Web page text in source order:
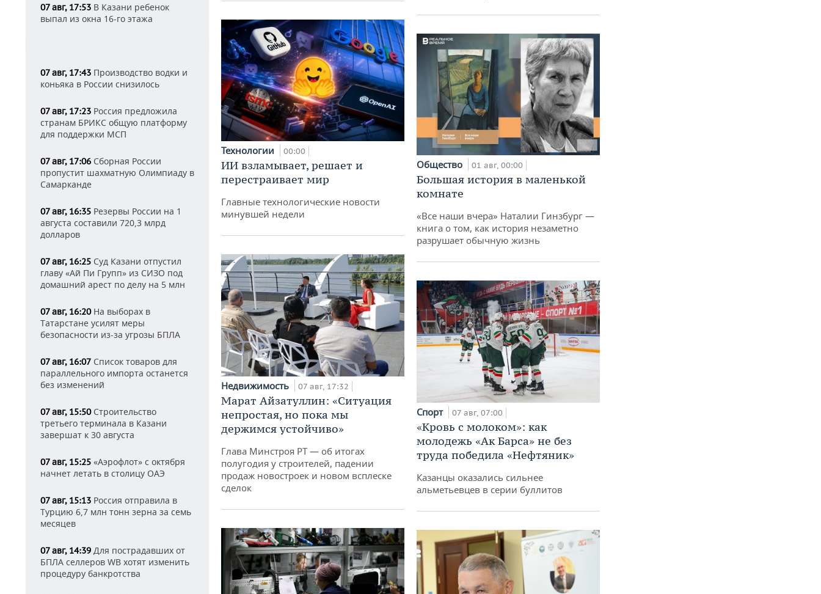
07 авг, 17:53 В Казани ребенок
выпал из окна 16-го этажа
07 авг, 17:43 Производство водки и
коньяка в России снизилось
07 авг, 17:23 Россия предложила
странам БРИКС общую платформу
для поддержки МСП
07 авг, 17:06 Сборная России
пропустит шахматную Олимпиаду в
Самарканде
07 авг, 16:35 Резервы России на 1
августа составили 720,3 млрд
долларов
07 авг, 16:25 Суд Казани отпустил
главу «Ай Пи Групп» из СИЗО под
домашний арест по делу на 5 млн
07 авг, 16:20На выборах в
Татарстане усилят меры
безопасности из-за угрозы БПЛА
07 авг, 16:07 Список товаров для
параллельного импорта останется
без изменений
07 авг, 15:50Строительство
третьего терминала в Казани
завершат к 30 августа
07 авг, 15:25 «Аэрофлот» с октября
начнет летать в столицу ОАЭ
07 авг, 15:13 Россия отправила в
Турцию 6,7 млн тонн зерна за семь
месяцев
07 авг, 14:39 Для пострадавших от
БПЛА селлеров WB хотят изменить
процедуру банкротства
Технологии 00:00
ИИ взламывает, решает и
перестраивает мир
Главные технологические новости
минувшей недели
Недвижимость 07 авг, 17:32
Марат Айзатуллин: «Ситуация
непростая, но пока мы
держимся устойчиво»
Глава Минстроя РТ — об итогах
полугодия у строителей, падении
продаж новостроек и новом всплеске
сделок
Общество 01 авг, 00:00
Большая история в маленькой
комнате
«Все наши вчера» Наталии Гинзбург —
книга о том, как история незаметно
разрушает обычную жизнь
Спорт 07 авг, 07:00
«Кровь с молоком»: как
молодежь «Ак Барса» не без
труда победила «Нефтяник»
Казанцы оказались сильнее
альметьевцев в серии буллитов